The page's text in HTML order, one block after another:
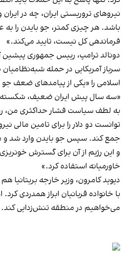
نیروهای تروریستی ایران، چه در
باشد. هر چیزی کمتر، جو بایدن را
فرماندهی کل نیست، تایید می‌کند.»
دونالد ترامپ، رییس جمهوری
سرباز آمریکایی در حمله
اسلامی را «یکی از پیامدهای ضعف
«سه سال پیش ایران ضعیف، شکسته
به لطف سیاست فشار حداکثری من،
توانست دو دلار را برای تامین مالی
جمع کند. سپس جو بایدن وارد شد و
و این رژیم از آن برای گسترش
خاورمیانه استفاده کرد.»
دیوید کامرون، وزیر خارجه بریتانیا
با خانواده قربانیان ابراز همدردی
می‌خواهیم در منطقه تنش‌زدایی کند.